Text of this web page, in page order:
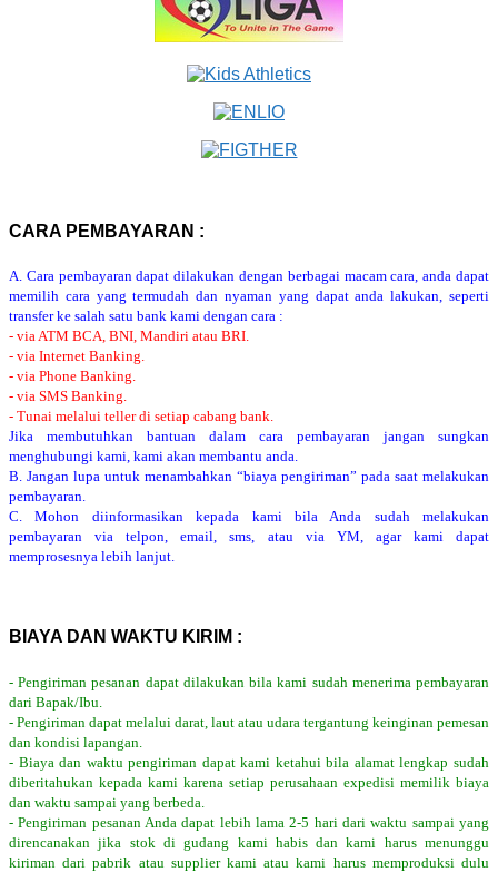
CARA PEMBAYARAN :
A. Cara pembayaran dapat dilakukan dengan berbagai macam cara, anda dapat
memilih cara yang termudah dan nyaman yang dapat anda lakukan, seperti
transfer ke salah satu bank kami dengan cara :
- via ATM BCA, BNI, Mandiri atau BRI.
- via Internet Banking.
- via Phone Banking.
- via SMS Banking.
- Tunai melalui teller di setiap cabang bank.
Jika membutuhkan bantuan dalam cara pembayaran jangan sungkan
menghubungi kami, kami akan membantu anda.
B. Jangan lupa untuk menambahkan “biaya pengiriman” pada saat melakukan
pembayaran.
C. Mohon diinformasikan kepada kami bila Anda sudah melakukan
pembayaran via telpon, email, sms, atau via YM, agar kami dapat
memprosesnya lebih lanjut.
BIAYA DAN WAKTU KIRIM :
- Pengiriman pesanan dapat dilakukan bila kami sudah menerima pembayaran
dari Bapak/Ibu.
- Pengiriman dapat melalui darat, laut atau udara tergantung keinginan pemesan
dan kondisi lapangan.
- Biaya dan waktu pengiriman dapat kami ketahui bila alamat lengkap sudah
diberitahukan kepada kami karena setiap perusahaan expedisi memilik biaya
dan waktu sampai yang berbeda.
- Pengiriman pesanan Anda dapat lebih lama 2-5 hari dari waktu sampai yang
direncanakan jika stok di gudang kami habis dan kami harus menunggu
kiriman dari pabrik atau supplier kami atau kami harus memproduksi dulu